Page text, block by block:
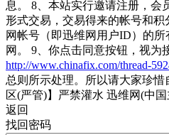
息。 8、本站实行邀请注册，会
形式交易，交易得来的帐号和
网帐号（即迅维网用户ID）的
网。 9、你点击同意按钮，视为
http://www.chinafix.com/thread-
总则所示处理。所以请大家珍
区(严管)】严禁灌水 迅维网(中
返回
找回密码